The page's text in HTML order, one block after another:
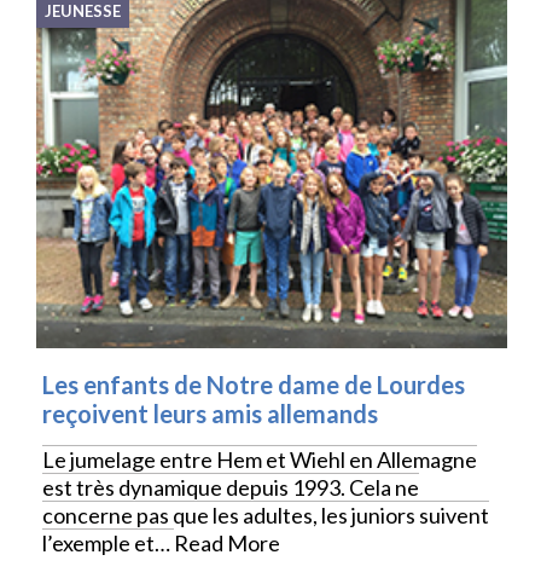
JEUNESSE
Les enfants de Notre dame de Lourdes
reçoivent leurs amis allemands
Le jumelage entre Hem et Wiehl en Allemagne
est très dynamique depuis 1993. Cela ne
concerne pas que les adultes, les juniors suivent
l’exemple et… Read More